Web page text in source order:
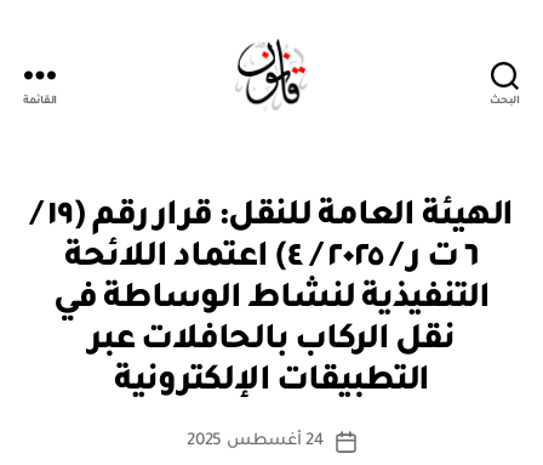
البحث القائمة
التصنيفات
الهيئة العامة للنقل: قرار رقم (١٩ /
٦ ت ر / ٢٠٢٥ / ٤) اعتماد اللائحة
التنفيذية لنشاط الوساطة في
نقل الركاب بالحافلات عبر
التطبيقات الإلكترونية
كاتب
بو
ا
س
ة
تاريخ
24 أغسطس 2025